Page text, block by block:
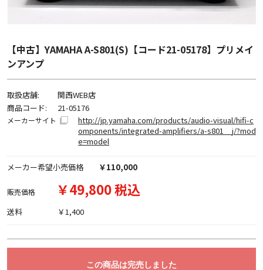
【中古】YAMAHA A-S801(S)【コード21-05178】プリメイ
ンアンプ
取扱店舗:
関西WEB店
商品コード:
21-05176
メーカーサイト
http://jp.yamaha.com/products/audio-visual/hifi-c
omponents/integrated-amplifiers/a-s801__j/?mod
e=model
メーカー希望小売価格 ￥110,000
販売価格 ￥49,800 税込
送料 ￥1,400
この商品は完売しました